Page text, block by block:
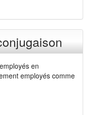
en
employés comme